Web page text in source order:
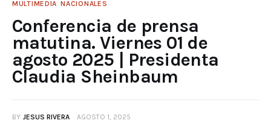
MULTIMEDIA NACIONALES
Conferencia de prensa
matutina. Viernes 01 de
agosto 2025 | Presidenta
Claudia Sheinbaum
BY JESUS RIVERA AGOSTO 1, 2025